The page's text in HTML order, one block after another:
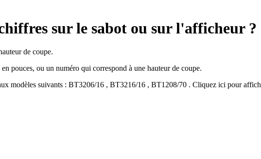
sur le sabot ou sur l'afficheur ?
de coupe.
pouces, ou un numéro qui correspond à une hauteur de coupe.
modèles suivants : BT3206/16 , BT3216/16 , BT1208/70 . Cliquez ici pour